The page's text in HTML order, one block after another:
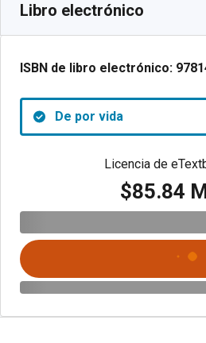
Libro electrónico
ISBN de libro electrónico:
De por vida
Licencia de
$85.84